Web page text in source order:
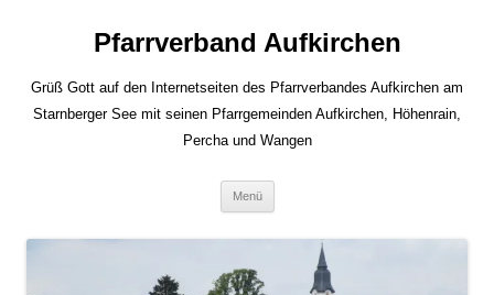
Pfarrverband Aufkirchen
Grüß Gott auf den Internetseiten des Pfarrverbandes Aufkirchen am
Starnberger See mit seinen Pfarrgemeinden Aufkirchen, Höhenrain,
Percha und Wangen
Menü